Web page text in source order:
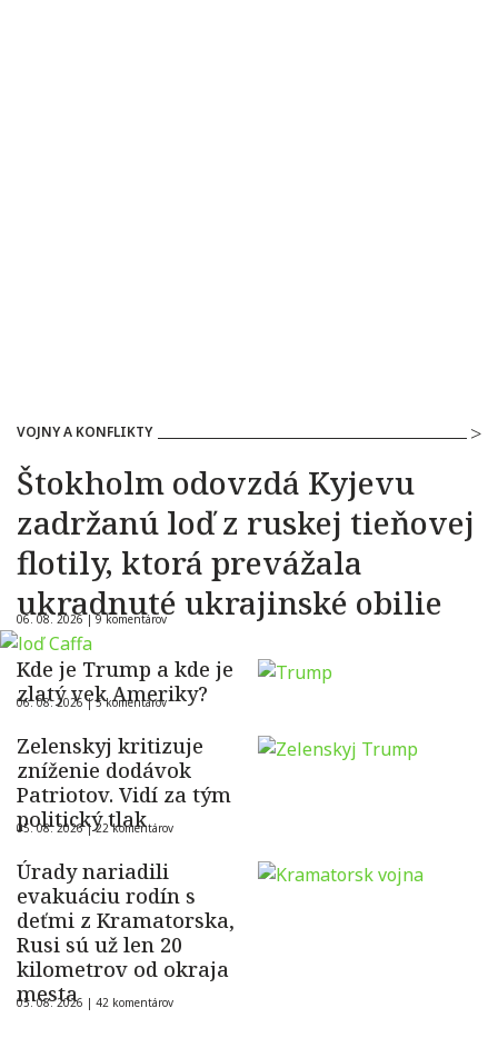
VOJNY A KONFLIKTY
Štokholm odovzdá Kyjevu
zadržanú loď z ruskej tieňovej
flotily, ktorá prevážala
ukradnuté ukrajinské obilie
06. 08. 2026 |9 komentárov
Kde je Trump a kde je
zlatý vek Ameriky?
06. 08. 2026 |5 komentárov
Zelenskyj kritizuje
zníženie dodávok
Patriotov. Vidí za tým
politický tlak
05. 08. 2026 |22 komentárov
Úrady nariadili
evakuáciu rodín s
deťmi z Kramatorska,
Rusi sú už len 20
kilometrov od okraja
mesta
05. 08. 2026 | 42 komentárov